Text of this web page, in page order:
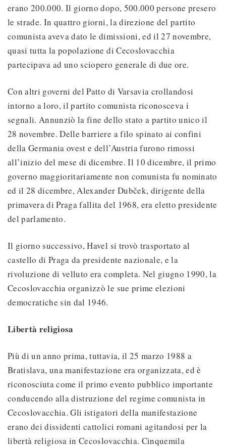
erano 200.000. Il giorno dopo, 500.000 persone presero
le strade. In quattro giorni, la direzione del partito
comunista aveva dato le dimissioni, ed il 27 novembre,
quasi tutta la popolazione di Cecoslovacchia
partecipava ad uno sciopero generale di due ore.
Con altri governi del Patto di Varsavia crollandosi
intorno a loro, il partito comunista riconosceva i
segnali. Annunziò la fine dello stato a partito unico il
28 novembre. Delle barriere a filo spinato ai confini
della Germania ovest e dell’Austria furono rimossi
all’inizio del mese di dicembre. Il 10 dicembre, il primo
governo maggioritariamente non comunista fu nominato
ed il 28 dicembre, Alexander Dubček, dirigente della
primavera di Praga fallita del 1968, era eletto presidente
del parlamento.
Il giorno successivo, Havel si trovò trasportato al
castello di Praga da presidente nazionale, e la
rivoluzione di velluto era completa. Nel giugno 1990, la
Cecoslovacchia organizzò le sue prime elezioni
democratiche sin dal 1946.
Libertà religiosa
Più di un anno prima, tuttavia, il 25 marzo 1988 a
Bratislava, una manifestazione era organizzata, ed è
riconosciuta come il primo evento pubblico importante
conducendo alla distruzione del regime comunista in
Cecoslovacchia. Gli istigatori della manifestazione
erano dei dissidenti cattolici romani agitandosi per la
libertà religiosa in Cecoslovacchia. Cinquemila